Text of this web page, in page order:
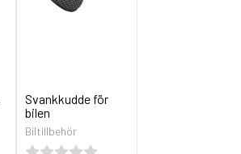
Svankkudde för
bilen
Biltillbehör